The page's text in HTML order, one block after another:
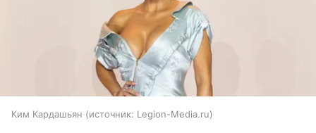
Ким Кардашьян источник: Legion-Media.ru